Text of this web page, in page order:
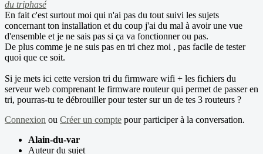
du triphasé
En fait c'est surtout moi qui n'ai pas du tout suivi les sujets
concernant ton installation et du coup j'ai du mal à avoir une vue
d'ensemble et je ne sais pas si ça va fonctionner ou pas.
De plus comme je ne suis pas en tri chez moi , pas facile de tester
quoi que ce soit.
Si je mets ici cette version tri du firmware wifi + les fichiers du
serveur web comprenant le firmware routeur qui permet de passer en
tri, pourras-tu te débrouiller pour tester sur un de tes 3 routeurs ?
Connexion ou Créer un compte pour participer à la conversation.
Alain-du-var
Auteur du sujet